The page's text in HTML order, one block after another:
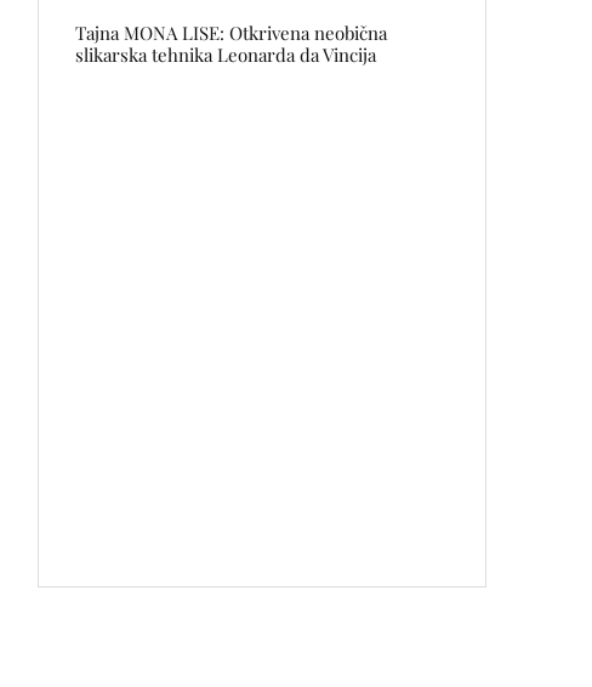
Tajna MONA LISE: Otkrivena neobična
slikarska tehnika Leonarda da Vincija